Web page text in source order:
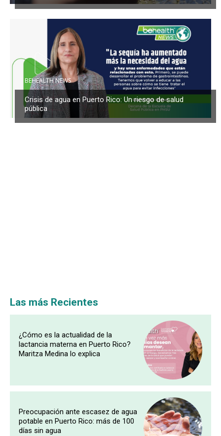
BEHEALTH NEWS
Crisis de agua en Puerto Rico: Un riesgo de salud
pública
Las más Recientes
¿Cómo es la actualidad de la
lactancia materna en Puerto Rico?
Maritza Medina lo explica
Preocupación ante escasez de agua
potable en Puerto Rico: más de 100
días sin agua